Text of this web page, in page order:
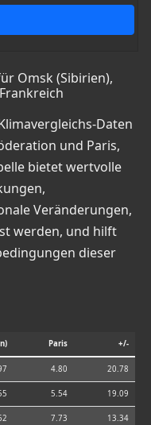
Omsk (Sibirien),
Daten
und Paris,
bietet wertvolle
Veränderungen,
werden, und hilft
dieser
Paris +/-
4.80 20.78
5.54 19.09
7.73 13.34